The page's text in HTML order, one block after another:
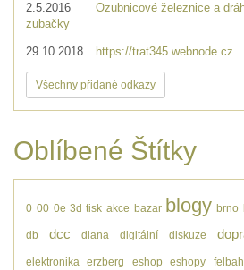
2.5.2016
Ozubnicové železnice a
zubačky
29.10.2018 https://trat345.webnode.cz
Všechny přidané odkazy
Oblíbené Štítky
0 00 0e 3d tisk akce bazar blogy brno
db dcc diana digitální diskuze
elektronika erzberg eshop eshopy